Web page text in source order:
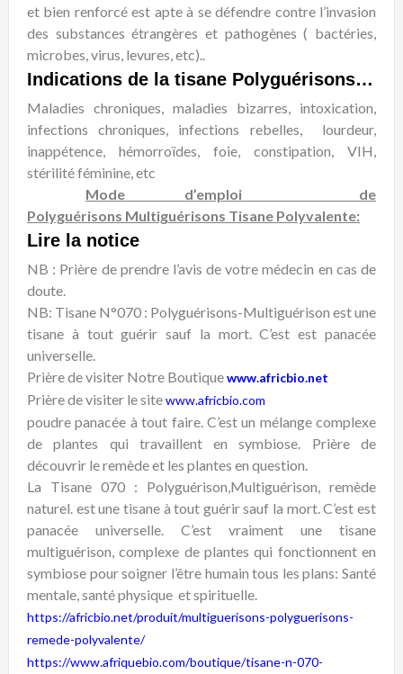
et bien renforcé est apte à se défendre contre l’invasion
des substances étrangères et pathogènes ( bactéries,
microbes, virus, levures, etc)..
Indications de la tisane Polyguérisons Multiguérisons Tisane Polyvalente
Maladies chroniques, maladies bizarres, intoxication,
infections chroniques, infections rebelles, lourdeur,
inappétence, hémorroïdes, foie, constipation, VIH,
stérilité féminine, etc
Mode d’emploi de
Polyguérisons Multiguérisons Tisane Polyvalente:
Lire la notice
NB : Prière de prendre l’avis de votre médecin en cas de
doute.
NB: Tisane N°070 : Polyguérisons-Multiguérison est une
tisane à tout guérir sauf la mort. C’est est panacée
universelle.
Prière de visiter Notre Boutiquewww.africbio.net
Prière de visiter le sitewww.africbio.com
poudre panacée à tout faire. C’est un mélange complexe
de plantes qui travaillent en symbiose. Prière de
découvrir le remède et les plantes en question.
La Tisane 070 : Polyguérison,Multiguérison, remède
naturel. est une tisane à tout guérir sauf la mort. C’est est
panacée universelle. C’est vraiment une tisane
multiguérison, complexe de plantes qui fonctionnent en
symbiose pour soigner l’être humain tous les plans: Santé
mentale, santé physique et spirituelle.
https://africbio.net/produit/multiguerisons-polyguerisons-
remede-polyvalente/
https://www.afriquebio.com/boutique/tisane-n-070-